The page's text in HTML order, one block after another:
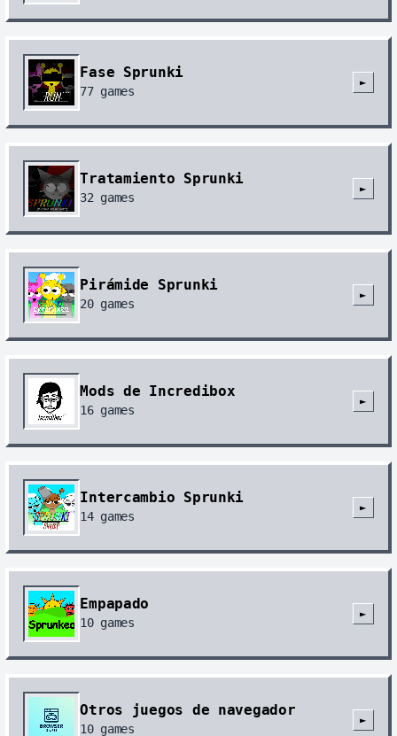
Fase Sprunki
77games
►
Tratamiento Sprunki
32 games
►
Pirámide Sprunki
20games
►
Mods de Incredibox
16games
►
Intercambio Sprunki
14games
►
Empapado
10games
►
Otros juegos de navegador
10games
►